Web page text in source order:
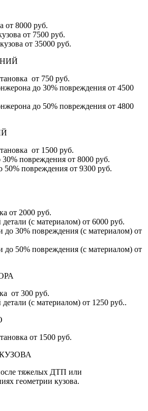
от 8000 руб.
от 7500 руб.
от 35000 руб.
от 750 руб.
до 30% повреждения от 4500
до 50% повреждения от 4800
от 1500 руб.
повреждения от 8000 руб.
50% повреждения от 9300 руб.
от 2000 руб.
(с материалом) от 6000 руб.
до 30% повреждения (с материалом) от
до 50% повреждения (с материалом) от
от 300 руб.
(с материалом) от 1250 руб..
от 1500 руб.
тяжелых ДТП или
геометрии кузова.